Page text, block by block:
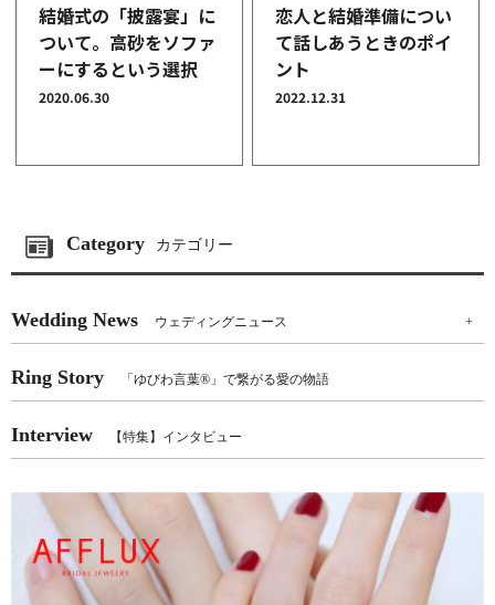
結婚式の「披露宴」に
ついて。高砂をソファ
ーにするという選択
2020.06.30
恋人と結婚準備につい
て話しあうときのポイ
ント
2022.12.31
Category カテゴリー
Wedding News ウェディングニュース +
Ring Story 「ゆびわ言葉®」で繋がる愛の物語
Interview 【特集】インタビュー